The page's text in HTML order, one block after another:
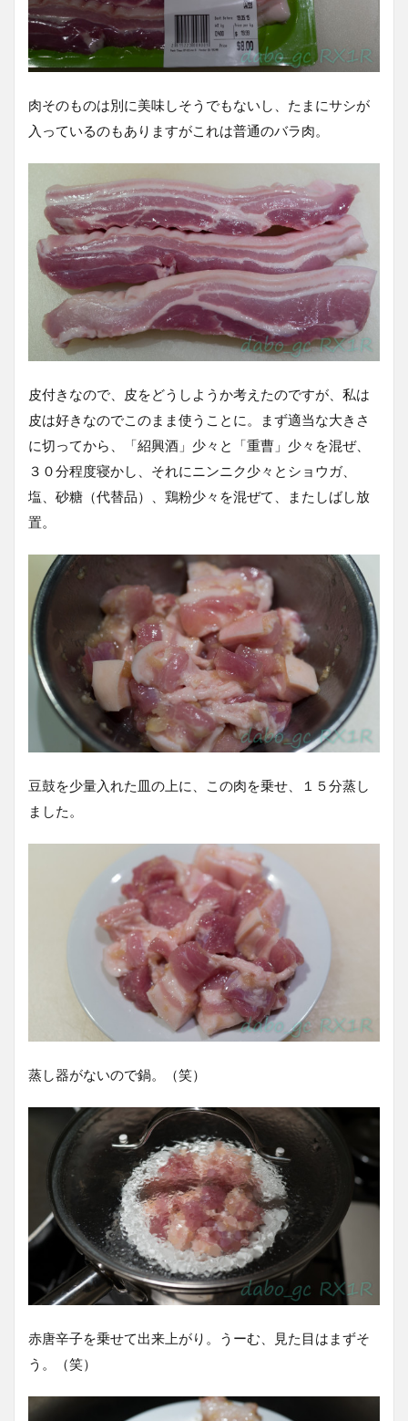
肉そのものは別に美味しそうでもないし、たまにサシが
入っているのもありますがこれは普通のバラ肉。
皮付きなので、皮をどうしようか考えたのですが、私は
皮は好きなのでこのまま使うことに。まず適当な大きさ
に切ってから、「紹興酒」少々と「重曹」少々を混ぜ、
３０分程度寝かし、それにニンニク少々とショウガ、
塩、砂糖（代替品）、鶏粉少々を混ぜて、またしばし放
置。
豆鼓を少量入れた皿の上に、この肉を乗せ、１５分蒸し
ました。
蒸し器がないので鍋。（笑）
赤唐辛子を乗せて出来上がり。うーむ、見た目はまずそ
う。（笑）